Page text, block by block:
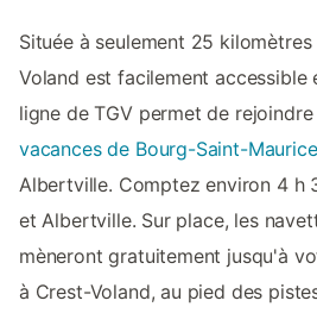
Située à seulement 25
Voland est facilement accessible
ligne de TGV permet de rejoindre
vacances de Bourg-Saint-Maurice
Albertville. Comptez environ 4 h
et Albertville. Sur place, les
mèneront gratuitement jusqu'à
à Crest-Voland, au pied des